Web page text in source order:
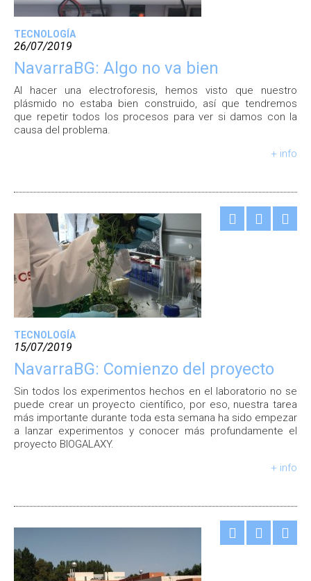
TECNOLOGÍA
26/07/2019
NavarraBG: Algo no va bien
Al hacer una electroforesis, hemos visto que nuestro
plásmido no estaba bien construido, así que tendremos
que repetir todos los procesos para ver si damos con la
causa del problema.
+ info
TECNOLOGÍA
15/07/2019
NavarraBG: Comienzo del proyecto
Sin todos los experimentos hechos en el laboratorio no se
puede crear un proyecto científico, por eso, nuestra tarea
más importante durante toda esta semana ha sido empezar
a lanzar experimentos y conocer más profundamente el
proyecto BIOGALAXY.
+ info